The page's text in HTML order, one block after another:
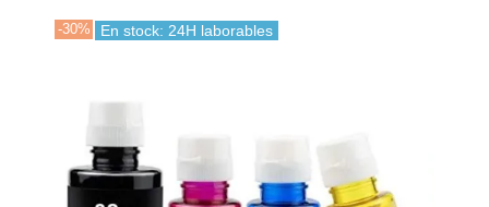
-30% En stock: 24H laborables